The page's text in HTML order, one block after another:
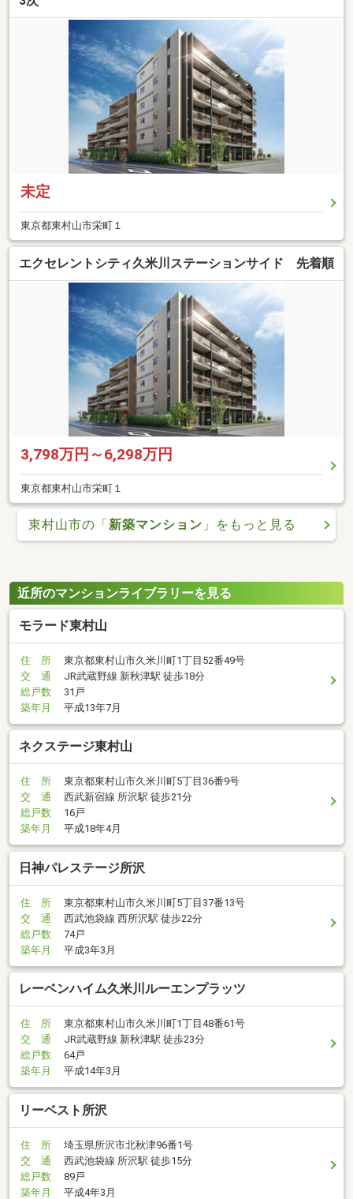
未定
東京都東村山市栄町１
エクセレントシティ久米川ステーションサイド 先着順
3,798万円～6,298万円
東京都東村山市栄町１
東村山市の「新築マンション 」をもっと見る
近所のマンションライブラリーを見る
モラード東村山
住 所
東京都東村山市久米川町1丁目52番49号
交 通
JR武蔵野線 新秋津駅 徒歩18分
総戸数
31戸
築年月
平成13年7月
ネクステージ東村山
住 所
東京都東村山市久米川町5丁目36番9号
交 通
西武新宿線 所沢駅 徒歩21分
総戸数
16戸
築年月
平成18年4月
日神パレステージ所沢
住 所
東京都東村山市久米川町5丁目37番13号
交 通
西武池袋線 西所沢駅 徒歩22分
総戸数
74戸
築年月
平成3年3月
レーベンハイム久米川ルーエンプラッツ
住 所
東京都東村山市久米川町1丁目48番61号
交 通
JR武蔵野線 新秋津駅 徒歩23分
総戸数
64戸
築年月
平成14年3月
リーベスト所沢
住 所
埼玉県所沢市北秋津96番1号
交 通
西武池袋線 所沢駅 徒歩15分
総戸数
89戸
築年月
平成4年3月